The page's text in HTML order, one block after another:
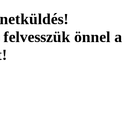
önnel a